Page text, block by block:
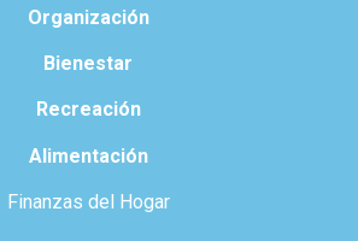
Organización
Bienestar
Recreación
Alimentación
Finanzas del Hogar